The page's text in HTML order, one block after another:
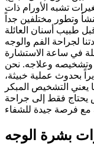
تشبه الأورام ذات
طبيب أسنان العائلة
لجراحة الفم والوجه
في ساعة الاستشارة
وتشخيصه وعلاجه. نحن
بحدوث عملية خبيثة،
يعني التشخيص المبكر
يحتاج فقط إلى جراحة
بشرة الوجه